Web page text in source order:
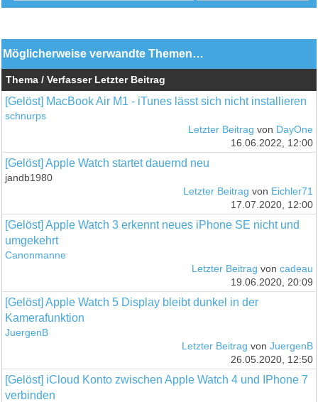
Möglicherweise verwandte Themen…
Thema / Verfasser Letzter Beitrag
[Gelöst] MacBook Air M1 - iTunes lässt sich nicht installieren
schnurps
Letzter Beitrag von DayOne
16.06.2022, 12:00
[Gelöst] Apple Watch startet dauernd neu
jandb1980
Letzter Beitrag von Eichler71
17.07.2020, 12:00
[Gelöst] Apple Watch 3 erkennt neues iPhone SE nicht und
umgekehrt
Canonmanne
Letzter Beitrag von cadeau
19.06.2020, 20:09
[Gelöst] Apple Watch 5 Display bleibt dunkel in der
Kamerafunktion
JuergenB
Letzter Beitrag von JuergenB
26.05.2020, 12:50
[Gelöst] iCloud Konto zwischen Apple Watch 4 und IPhone 7
verbinden